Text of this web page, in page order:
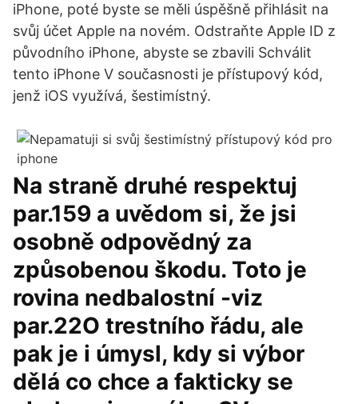
iPhone, poté byste se měli úspěšně přihlásit na
svůj účet Apple na novém. Odstraňte Apple ID z
původního iPhone, abyste se zbavili Schválit
tento iPhone V současnosti je přístupový kód,
jenž iOS využívá, šestimístný.
Na straně druhé respektuj
par.159 a uvědom si, že jsi
osobně odpovědný za
způsobenou škodu. Toto je
rovina nedbalostní -viz
par.22O trestního řádu, ale
pak je i úmysl, kdy si výbor
dělá co chce a fakticky se